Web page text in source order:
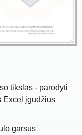
tikslas - parodyti
Excel įgūdžius
garsus